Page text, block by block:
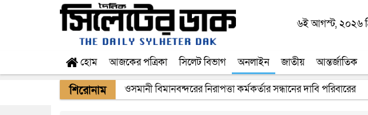
৬ই আগস্ট, ২০২৬
হোম আজকের পত্রিকা সিলেট বিভাগ অনলাইন জাতীয় আন্তর্জাতিক
শিরোনাম ওসমানী বিমানবন্দরের নিরাপত্তা কর্মকর্তার সন্ধানের দাবি পরিবারের